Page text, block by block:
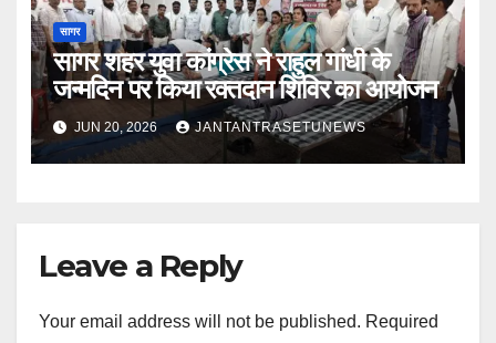
सागर
सागर शहर युवा कांग्रेस ने राहुल गांधी के
जन्मदिन पर किया रक्तदान शिविर का आयोजन
JUN 20, 2026 JANTANTRASETUNEWS
Leave a Reply
Your email address will not be published. Required